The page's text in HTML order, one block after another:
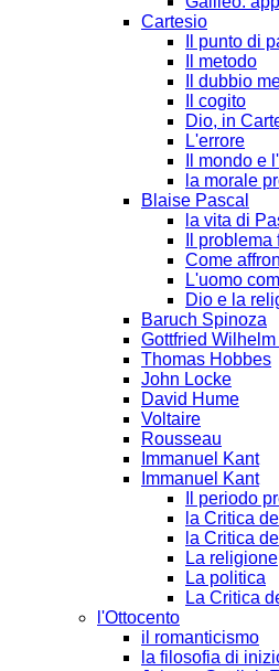
Cartesio
Il punto di
Il metodo
Il dubbio
Il cogito
Dio, in
L'errore
Il mondo e
la morale
Blaise Pascal
la vita di
Il
Come
L'uomo
Dio e la
Baruch Spinoza
Gottfried
Thomas Hobbes
John Locke
David Hume
Voltaire
Rousseau
Immanuel Kant
Immanuel Kant
Il periodo
la Critica
la Critica
La religione
La politica
La Critica
l'Ottocento
il romanticismo
la filosofia di